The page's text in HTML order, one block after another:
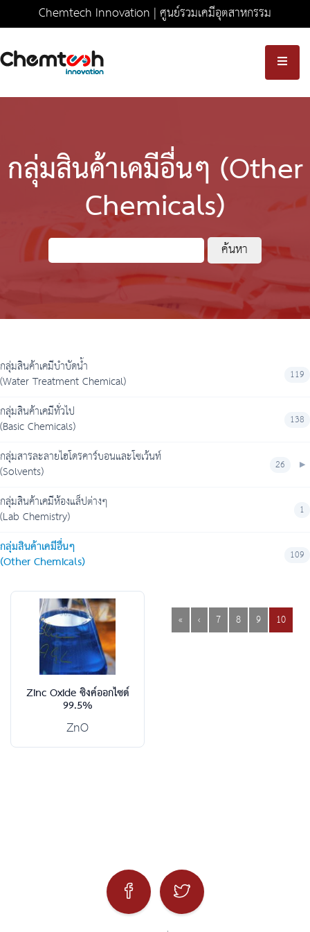
Chemtech Innovation | ศูนย์รวมเคมีอุตสาหกรรม
กลุ่มสินค้าเคมีอื่นๆ (Other
Chemicals)
ค้นหา
สำหรับ:
กลุ่มสินค้าเคมีบำบัดน้ำ
(Water Treatment Chemical)
119
กลุ่มสินค้าเคมีทั่วไป
(Basic Chemicals)
138
กลุ่มสารละลายไฮโดรคาร์บอนและโซเว้นท์
(Solvents)
26
กลุ่มสินค้าเคมีห้องแล็ปต่างๆ
(Lab Chemistry)
1
กลุ่มสินค้าเคมีอื่นๆ
(Other Chemicals) 109
Zinc Oxide ซิงค์ออกไซด์
99.5%
ZnO
« ‹ 7 8 9 10